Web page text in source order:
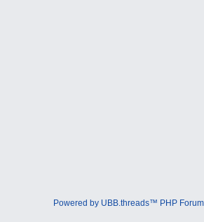
Powered by UBB.threads™ PHP